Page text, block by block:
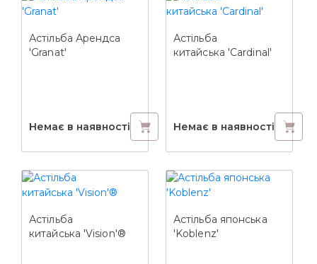
Астільба Арендса
'Granat'
Немає в наявності
Астільба
китайська 'Cardinal'
Немає в наявності
Астільба
китайська 'Vision'®
Астільба японська
'Koblenz'